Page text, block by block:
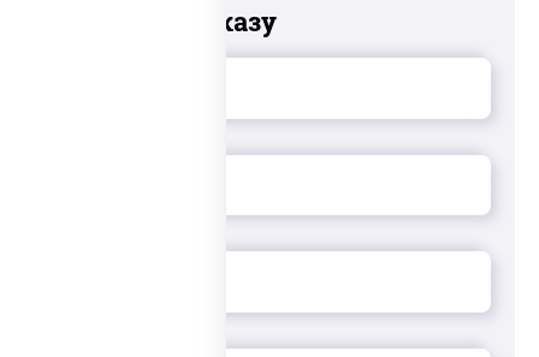
Добавьте к заказу